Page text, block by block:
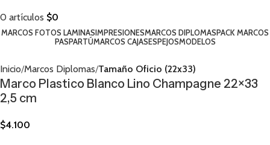
0 artículos $0
MARCOS FOTOS LAMINASIMPRESIONESMARCOS DIPLOMASPACK MARCOS
PASPARTÚMARCOS CAJASESPEJOSMODELOS
Inicio Marcos Diplomas Tamaño Oficio (22x33)
Marco Plastico Blanco Lino Champagne 22×33
2,5 cm
$4.100